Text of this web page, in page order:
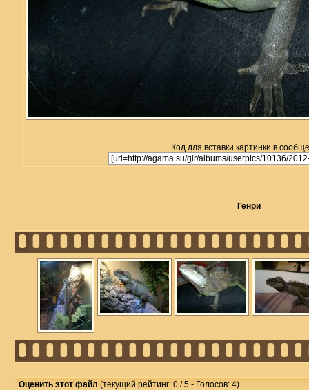
Код для вставки картинки в
Генри
Оценить этот файл (текущий рейтинг: 0 / 5 - Голосов: 4)